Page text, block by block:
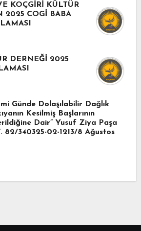
KOÇGİRİ KÜLTÜR
2025 COGİ BABA
DERNEĞİ 2025
Günde Dolaşılabilir Dağlık
Kesilmiş Başlarının
Dair” Yusuf Ziya Paşa
82/340325-02-1213/8 Ağustos